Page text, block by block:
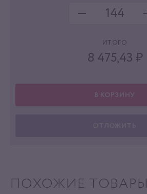
ИТОГО
8 475,43 ₽
В КОРЗИНУ
ПОХОЖИЕ ТОВАРЫ